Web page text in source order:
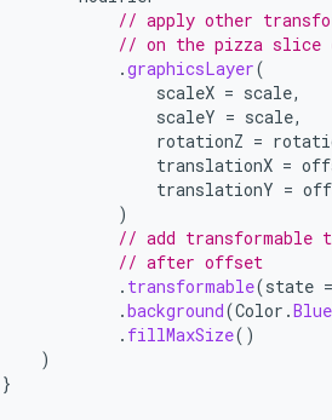
// apply other
// on the pizza slice
.graphicsLayer(
scaleX = scale,
scaleY = scale,
rotationZ =
translationX =
translationY =
)
// add transformable
// after offset
. transformable(state =
.background(Color .Blue
. fillMaxSize()
)
}